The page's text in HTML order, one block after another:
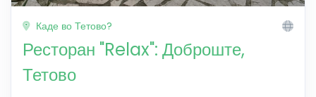
Каде во Тетово?
Ресторан "Relax": Доброште,
Тетово